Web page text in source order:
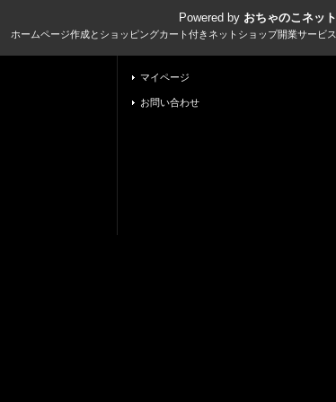
Powered by おちゃのこネット
ホームページ作成とショッピングカート付きネットショップ開業サービス
マイページ
お問い合わせ